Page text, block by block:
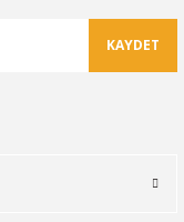
KAYDET